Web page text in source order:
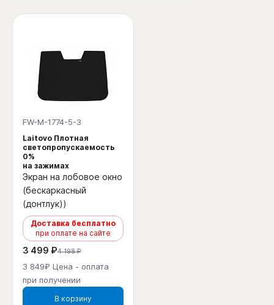
FW-M-1774-5-3
Laitovo Плотная
светопропускаемость
0%
на зажимах
Экран на лобовое окно
(бескаркасный
(донтлук))
Доставка бесплатно
при оплате на сайте
3 499 ₽4 198 ₽
3 849₽ Цена - оплата
при получении
В корзину